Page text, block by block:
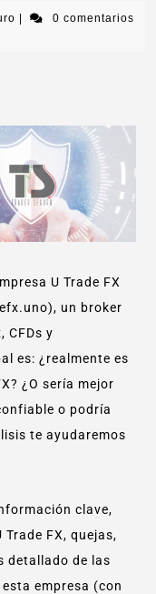
0 comentarios
U Trade FX
un broker
CFDs y
es: ¿realmente es
¿O sería mejor
o podría
te ayudaremos
clave,
FX, quejas,
detallado de las
empresa (con